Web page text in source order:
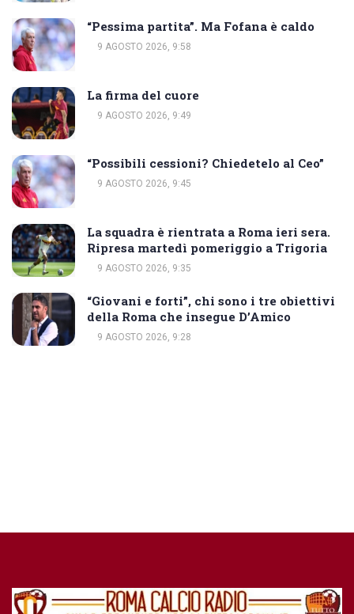
“Pessima partita”. Ma Fofana è caldo
9 AGOSTO 2026, 9:58
La firma del cuore
9 AGOSTO 2026, 9:49
“Possibili cessioni? Chiedetelo al Ceo”
9 AGOSTO 2026, 9:45
La squadra è rientrata a Roma ieri sera.
Ripresa martedì pomeriggio a Trigoria
9 AGOSTO 2026, 9:35
“Giovani e forti”, chi sono i tre obiettivi
della Roma che insegue D’Amico
9 AGOSTO 2026, 9:28